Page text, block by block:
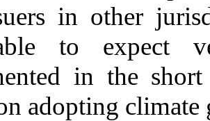
in other
to expect
in the
adopting climate